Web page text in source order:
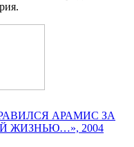
АРАМИС ЗА
ЖИЗНЬЮ…», 2004